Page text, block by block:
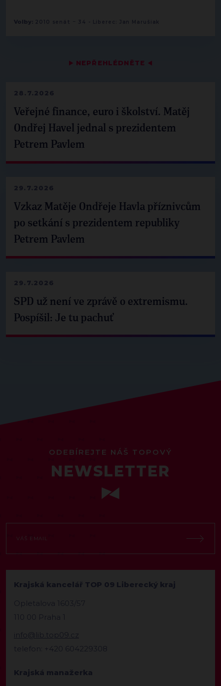
▶ NEPŘEHLÉDNĚTE ◀
28.7.2026
Veřejné finance, euro i školství. Matěj
Ondřej Havel jednal s prezidentem
Petrem Pavlem
29.7.2026
Vzkaz Matěje Ondřeje Havla příznivcům
po setkání s prezidentem republiky
Petrem Pavlem
29.7.2026
SPD už není ve zprávě o extremismu.
Pospíšil: Je tu pachuť
Volby: 2010 senát - 34 - Liberec: Jan Marušiak
ODEBÍREJTE NÁŠ TOPOVÝ
NEWSLETTER
Krajská kancelář TOP 09 Liberecký kraj
Opletalova 1603/57
110 00 Praha 1
info@lib.top09.cz
telefon: +420 604229308
Krajská manažerka